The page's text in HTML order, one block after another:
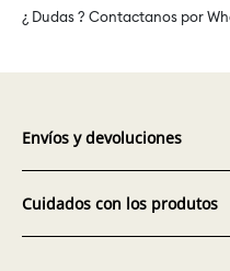
¿ Dudas ? Contactanos por
Envíos y devoluciones
Cuidados con los produtos